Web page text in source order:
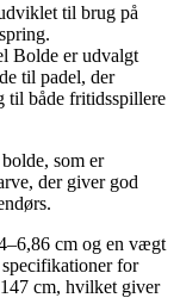
til brug på
Bolde er udvalgt
til padel, der
til både fritidsspillere
som er
der giver god
cm og en vægt
for
cm, hvilket giver